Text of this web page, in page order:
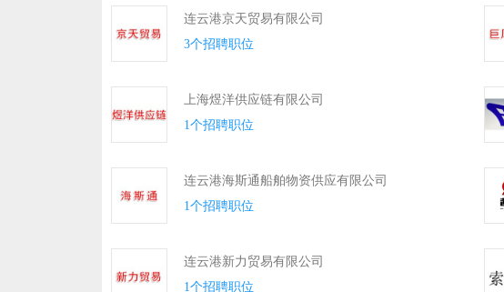
连云港京天贸易有限公司
3个招聘职位
上海煜洋供应链有限公司
1个招聘职位
连云港海斯通船舶物资供应有限公司
1个招聘职位
连云港新力贸易有限公司
1个招聘职位